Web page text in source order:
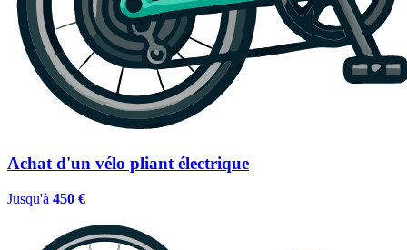
Achat d'un vélo pliant électrique
Jusqu'à 450 €